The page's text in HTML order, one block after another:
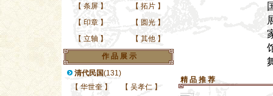
【 条屏 】 【 拓片 】
【 印章 】 【 圆光 】
【 立轴 】 【 其他 】
作 品 展 示
清代民国(131)
【 华世奎 】 【 吴孝仁 】
精 品 推 荐